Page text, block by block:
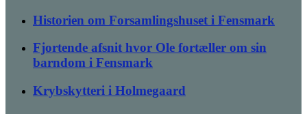
Historien om Forsamlingshuset i Fensmark
Fjortende afsnit hvor Ole fortæller om sin
barndom i Fensmark
Krybskytteri i Holmegaard